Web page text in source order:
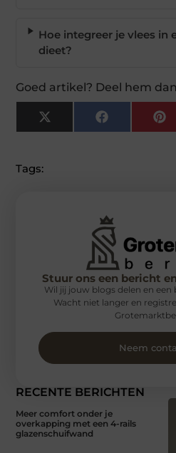
Hoe integreer je vlees in
dieet?
Goed artikel? Deel hem
X
(Twitter)
Facebook
Tags:
RECENTE BERICHTEN
Meer comfort onder je
overkapping met een 4-rails
glazenschuifwand
Stuur ons een bericht
Wil jij jouw blogs delen en een
Wacht niet langer en
Neem